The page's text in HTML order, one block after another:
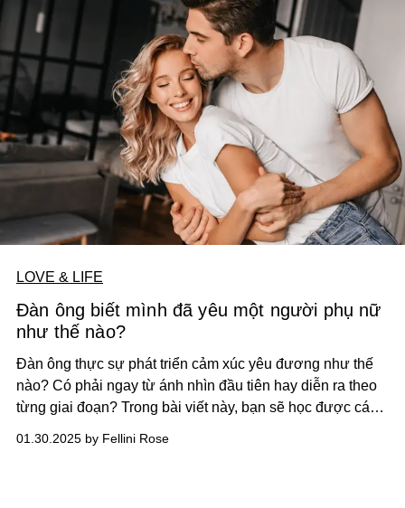
LOVE & LIFE
Đàn ông biết mình đã yêu một người phụ nữ
như thế nào?
Đàn ông thực sự phát triển cảm xúc yêu đương như thế
nào? Có phải ngay từ ánh nhìn đầu tiên hay diễn ra theo
từng giai đoạn? Trong bài viết này, bạn sẽ học được cách
giác yêu —từ sự hấp dẫn ban đầu đến kết nối tình cảm để
01.30.2025 by Fellini Rose